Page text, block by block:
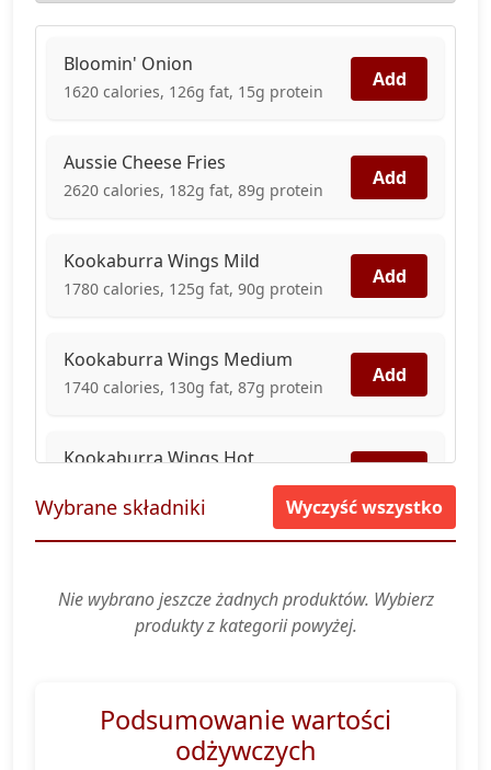
Bloomin' Onion
1620 calories, 126g fat, 15g protein
Add
Aussie Cheese Fries
2620 calories, 182g fat, 89g protein
Add
Kookaburra Wings Mild
1780 calories, 125g fat, 90g protein
Add
Kookaburra Wings Medium
1740 calories, 130g fat, 87g protein
Add
Kookaburra Wings Hot
2170 calories, 176g fat, 90g protein
580 calories, 37g fat, 34g protein
Wybrane składniki Wyczyść wszystko
Nie wybrano jeszcze żadnych produktów. Wybierz
produkty z kategorii powyżej.
Podsumowanie wartości
odżywczych